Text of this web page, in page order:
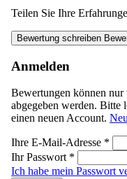
Teilen Sie Ihre
Bewertung schreiben
Anmelden
Bewertungen können nur
abgegeben werden. Bitte
einen neuen Account.
Ihre E-Mail-Adresse *
Ihr Passwort *
Ich habe mein Passwort